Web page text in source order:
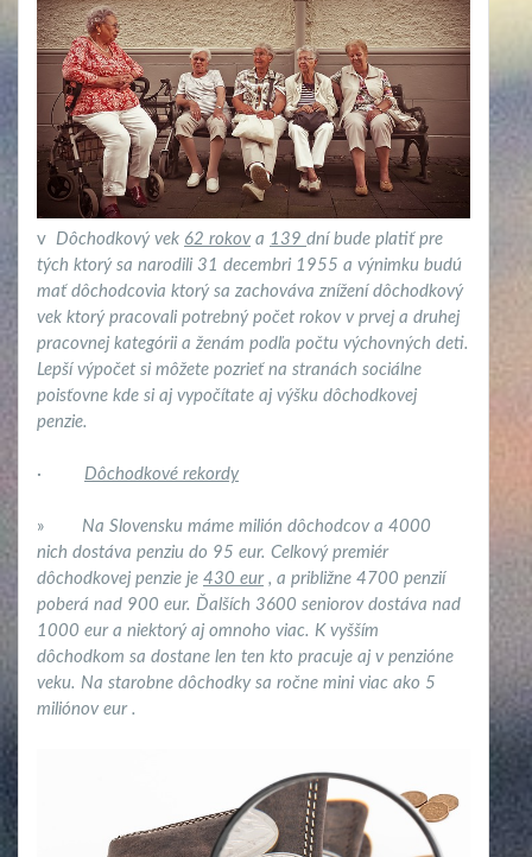
v Dôchodkový vek 62 rokov a 139 dní bude platiť pre
tých ktorý sa narodili 31 decembri 1955 a výnimku budú
mať dôchodcovia ktorý sa zachováva znížení dôchodkový
vek ktorý pracovali potrebný počet rokov v prvej a druhej
pracovnej kategórii a ženám podľa počtu výchovných deti.
Lepší výpočet si môžete pozrieť na stranách sociálne
poisťovne kde si aj vypočítate aj výšku dôchodkovej
penzie.
· Dôchodkové rekordy
» Na Slovensku máme milión dôchodcov a 4000
nich dostáva penziu do 95 eur. Celkový premiér
dôchodkovej penzie je 430 eur, a približne 4700 penzií
poberá nad 900 eur. Ďalších 3600 seniorov dostáva nad
1000 eur a niektorý aj omnoho viac. K vyšším
dôchodkom sa dostane len ten kto pracuje aj v penzióne
veku. Na starobne dôchodky sa ročne mini viac ako 5
miliónov eur .